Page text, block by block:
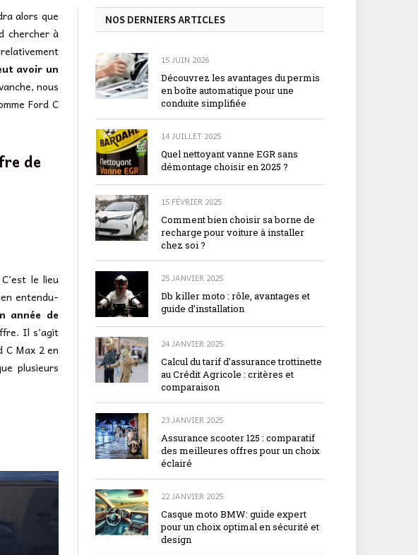
alors que
chercher à
avoir un
nous
Ford C
de
le lieu
entendu-
année de
Il s’agit
C Max 2 en
plusieurs
NOS DERNIERS ARTICLES
15 JUIN 2026
Découvrez les avantages du permis
en boîte automatique pour une
conduite simplifiée
14 JUILLET 2025
Quel nettoyant vanne EGR sans
démontage choisir en 2025 ?
15 FÉVRIER 2025
Comment bien choisir sa borne de
recharge pour voiture à installer
chez soi ?
25 JANVIER 2025
Db killer moto : rôle, avantages et
guide d’installation
24 JANVIER 2025
Calcul du tarif d’assurance trottinette
au Crédit Agricole : critères et
comparaison
23 JANVIER 2025
Assurance scooter 125 : comparatif
des meilleures offres pour un choix
éclairé
22 JANVIER 2025
Casque moto BMW: guide expert
pour un choix optimal en sécurité et
design